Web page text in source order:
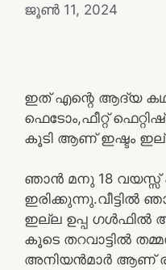
ജൂൺ 11, 2024
ഇത് എന്റെ ആദ്യ
ഫെടോം,ഫീറ്റ്
കൂടി ആണ് ഇഷ്ടം
ഞാൻ മനു 18
ഇരിക്കുന്നു.വീട്ടിൽ
ഇല്ല ഉപ്പ
കൂടെ തറവാട്ടിൽ
അനിയൻമാർ ആണ്